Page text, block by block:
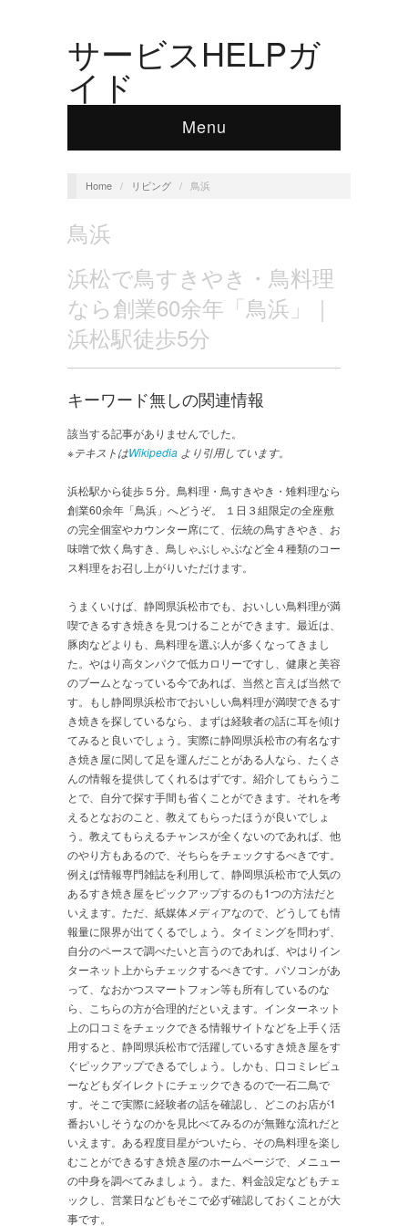
サービスHELPガ
イド
Menu
Home / リビング / 鳥浜
鳥浜
浜松で鳥すきやき・鳥料理
なら創業60余年「鳥浜」｜
浜松駅徒歩5分
キーワード無しの関連情報
該当する記事がありませんでした。
※テキストはWikipedia より引用しています。
浜松駅から徒歩５分。鳥料理・鳥すきやき・雉料理なら
創業60余年「鳥浜」へどうぞ。 １日３組限定の全座敷
の完全個室やカウンター席にて、伝統の鳥すきやき、お
味噌で炊く鳥すき、鳥しゃぶしゃぶなど全４種類のコー
ス料理をお召し上がりいただけます。
うまくいけば、静岡県浜松市でも、おいしい鳥料理が満
喫できるすき焼きを見つけることができます。最近は、
豚肉などよりも、鳥料理を選ぶ人が多くなってきまし
た。やはり高タンパクで低カロリーですし、健康と美容
のブームとなっている今であれば、当然と言えば当然で
す。もし静岡県浜松市でおいしい鳥料理が満喫できるす
き焼きを探しているなら、まずは経験者の話に耳を傾け
てみると良いでしょう。実際に静岡県浜松市の有名なす
き焼き屋に関して足を運んだことがある人なら、たくさ
んの情報を提供してくれるはずです。紹介してもらうこ
とで、自分で探す手間も省くことができます。それを考
えるとなおのこと、教えてもらったほうが良いでしょ
う。教えてもらえるチャンスが全くないのであれば、他
のやり方もあるので、そちらをチェックするべきです。
例えば情報専門雑誌を利用して、静岡県浜松市で人気の
あるすき焼き屋をピックアップするのも1つの方法だと
いえます。ただ、紙媒体メディアなので、どうしても情
報量に限界が出てくるでしょう。タイミングを問わず、
自分のペースで調べたいと言うのであれば、やはりイン
ターネット上からチェックするべきです。パソコンがあ
って、なおかつスマートフォン等も所有しているのな
ら、こちらの方が合理的だといえます。インターネット
上の口コミをチェックできる情報サイトなどを上手く活
用すると、静岡県浜松市で活躍しているすき焼き屋をす
ぐピックアップできるでしょう。しかも、口コミレビュ
ーなどもダイレクトにチェックできるので一石二鳥で
す。そこで実際に経験者の話を確認し、どこのお店が1
番おいしそうなのかを見比べてみるのが無難な流れだと
いえます。ある程度目星がついたら、その鳥料理を楽し
むことができるすき焼き屋のホームページで、メニュー
の中身を調べてみましょう。また、料金設定などもチェ
ックし、営業日などもそこで必ず確認しておくことが大
事です。